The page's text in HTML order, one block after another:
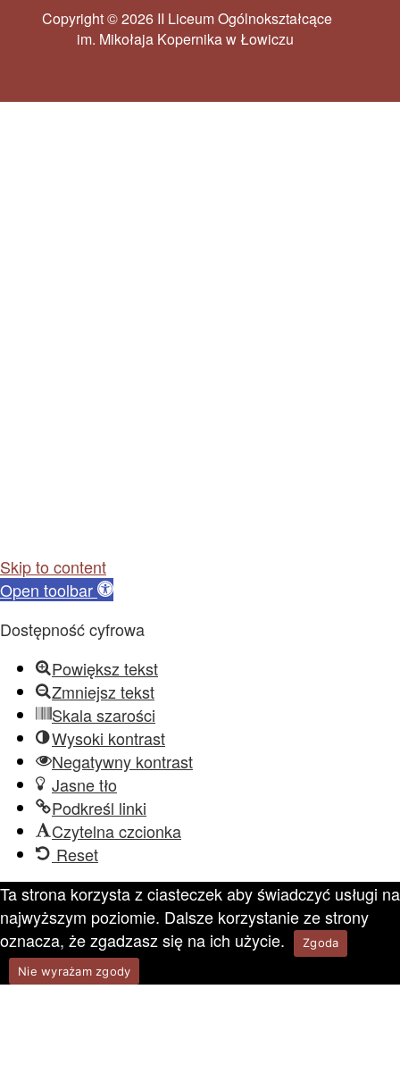
Copyright © 2026 II Liceum Ogólnokształcące
im. Mikołaja Kopernika w Łowiczu
Skip to content
Open toolbar
Dostępność cyfrowa
Powiększ tekst
Zmniejsz tekst
Skala szarości
Wysoki kontrast
Negatywny kontrast
Jasne tło
Podkreśl linki
Czytelna czcionka
Reset
Ta strona korzysta z ciasteczek aby świadczyć usługi na
najwyższym poziomie. Dalsze korzystanie ze strony
oznacza, że zgadzasz się na ich użycie.
Zgoda
Nie wyrażam zgody